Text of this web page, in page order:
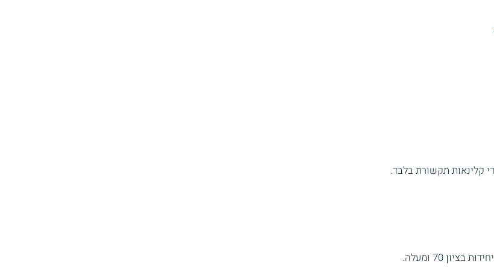
קלינאות תקשורת בלבד.